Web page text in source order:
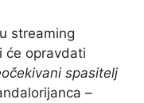
streaming
će opravdati
spasitelj
–